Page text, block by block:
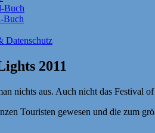
Buch
Buch
Datenschutz
2011
nichts aus. Auch nicht das Festival
Touristen gewesen und die zum